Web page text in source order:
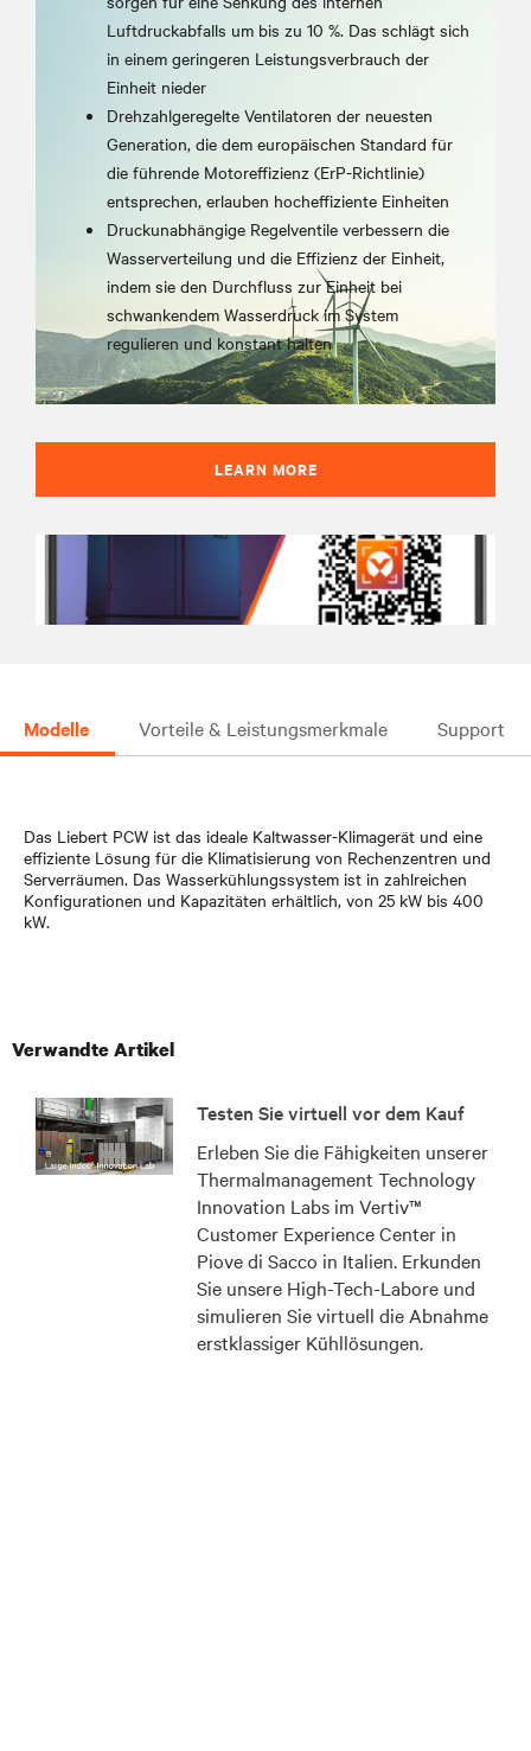
Luftdruckabfalls um bis zu 10 %. Das schlägt sich
in einem geringeren Leistungsverbrauch der
Einheit nieder
Drehzahlgeregelte Ventilatoren der neuesten
Generation, die dem europäischen Standard für
die führende Motoreffizienz (ErP-Richtlinie)
entsprechen, erlauben hocheffiziente Einheiten
Druckunabhängige Regelventile verbessern die
Wasserverteilung und die Effizienz der Einheit,
indem sie den Durchfluss zur Einheit bei
schwankendem Wasserdruck im System
regulieren und konstant halten
LEARN MORE
Modelle Vorteile & Leistungsmerkmale Support
Das Liebert PCW ist das ideale Kaltwasser-Klimagerät und eine
effiziente Lösung für die Klimatisierung von Rechenzentren und
Serverräumen. Das Wasserkühlungssystem ist in zahlreichen
Konfigurationen und Kapazitäten erhältlich, von 25 kW bis 400
kW.
Verwandte Artikel
Testen Sie virtuell vor dem Kauf
Erleben Sie die Fähigkeiten unserer
Thermalmanagement Technology
Innovation Labs im Vertiv™
Customer Experience Center in
Piove di Sacco in Italien. Erkunden
Sie unsere High-Tech-Labore und
simulieren Sie virtuell die Abnahme
erstklassiger Kühllösungen.